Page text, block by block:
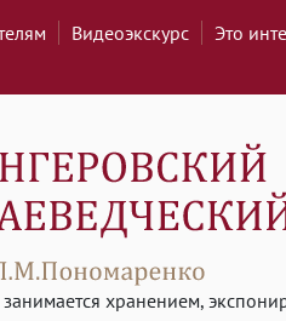
Видеоэкскурс Это
хранением,